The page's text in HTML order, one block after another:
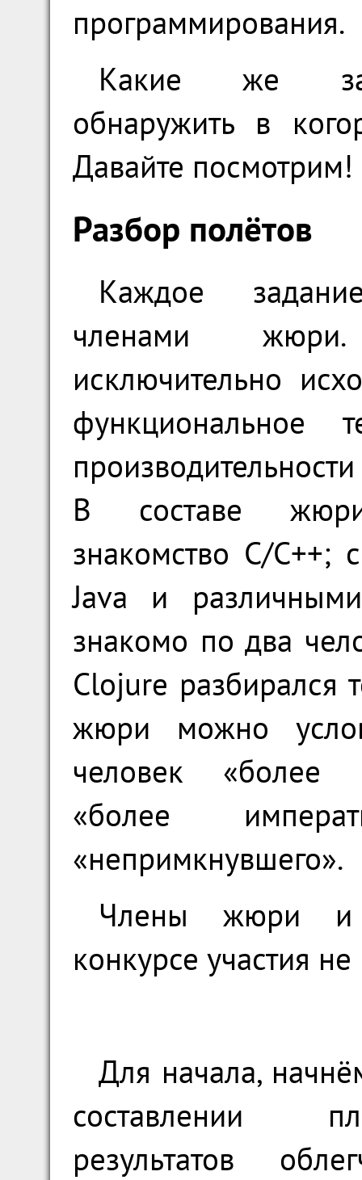
программирования.
Какие же
обнаружить в
Давайте посмотрим!
Разбор полётов
Каждое
членами
исключительно
функциональное
В составе
знакомство C/C++;
Java и
знакомо по два
Clojure разбирался
жюри можно
человек «более
«более
«непримкнувшего».
Члены жюри и
конкурсе участия
Для начала,
составлении
результатов